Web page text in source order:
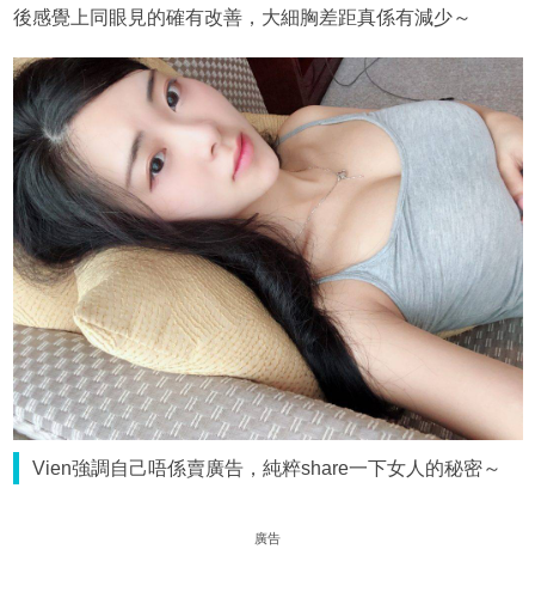
後感覺上同眼見的確有改善，大細胸差距真係有減少～
Vien強調自己唔係賣廣告，純粹share一下女人的秘密～
廣告